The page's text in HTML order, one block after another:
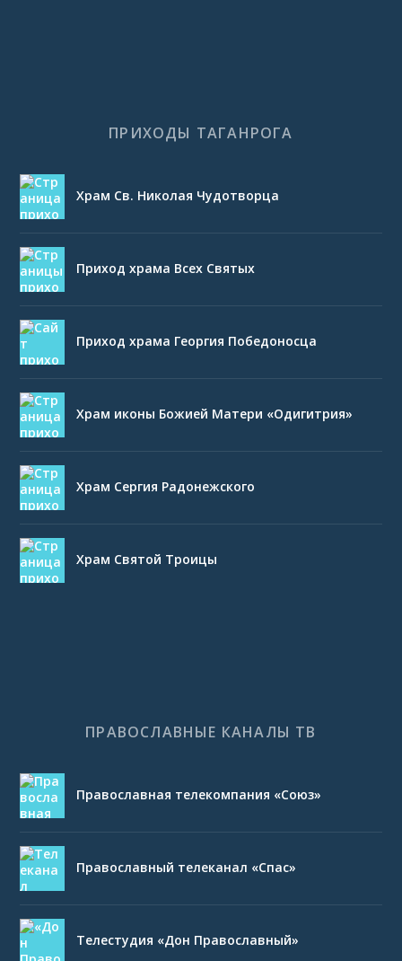
ПРИХОДЫ ТАГАНРОГА
Храм Св. Николая Чудотворца
Приход храма Всех Святых
Приход храма Георгия Победоносца
Храм иконы Божией Матери «Одигитрия»
Храм Сергия Радонежского
Храм Святой Троицы
ПРАВОСЛАВНЫЕ КАНАЛЫ ТВ
Православная телекомпания «Союз»
Православный телеканал «Спас»
Телестудия «Дон Православный»